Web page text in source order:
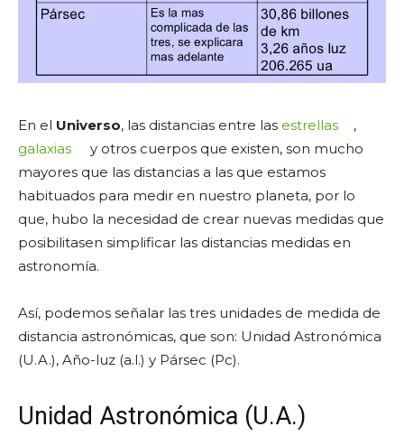
En el Universo, las distancias entre las estrellas
,
galaxias
y otros cuerpos que existen, son mucho
mayores que las distancias a las que estamos
habituados para medir en nuestro planeta, por lo
que, hubo la necesidad de crear nuevas medidas que
posibilitasen simplificar las distancias medidas en
astronomía.
Así, podemos señalar las tres unidades de medida de
distancia astronómicas, que son: Unidad Astronómica
(U.A.), Año-luz (a.l.) y Pársec (Pc).
Unidad Astronómica (U.A.)